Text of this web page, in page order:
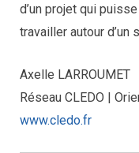
d’un projet qui
travailler autour d’un
Axelle LARROUMET
Réseau CLEDO |
www.cledo.fr